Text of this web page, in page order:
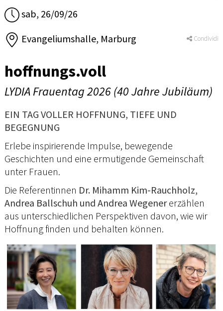
sab, 26/09/26
Evangeliumshalle, Marburg Condividi
hoffnungs.voll
LYDIA Frauentag 2026 (40 Jahre Jubiläum)
EIN TAG VOLLER HOFFNUNG, TIEFE UND
BEGEGNUNG
Erlebe inspirierende Impulse, bewegende
Geschichten und eine ermutigende Gemeinschaft
unter Frauen.
Die Referentinnen Dr. Mihamm Kim-Rauchholz,
Andrea Ballschuh und Andrea Wegenererzählen
aus unterschiedlichen Perspektiven davon, wie wir
Hoffnung finden und behalten können.